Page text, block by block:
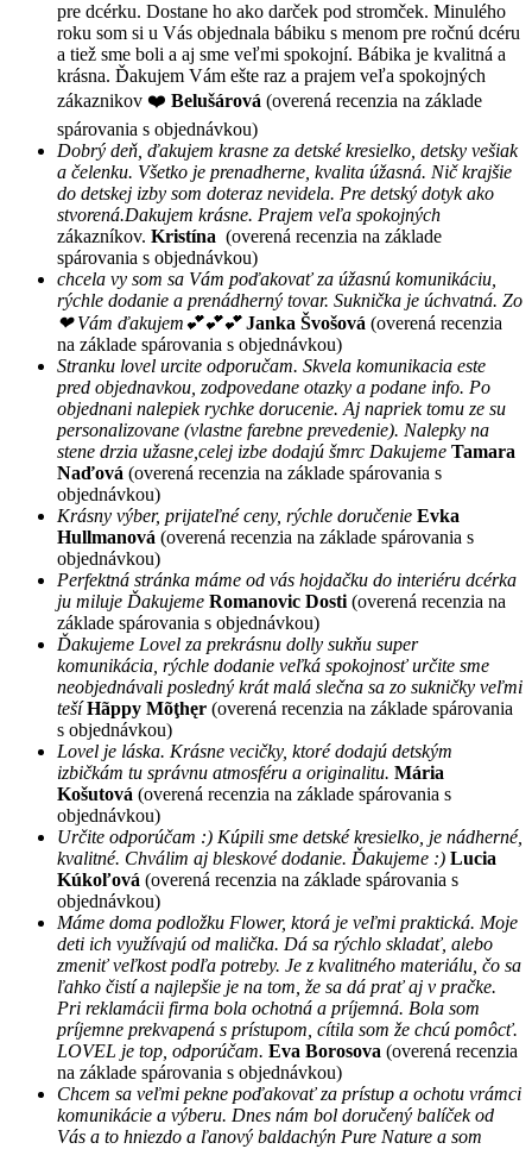
pre dcérku. Dostane ho ako darček pod stromček. Minulého
roku som si u Vás objednala bábiku s menom pre ročnú dcéru
a tiež sme boli a aj sme veľmi spokojní. Bábika je kvalitná a
krásna. Ďakujem Vám ešte raz a prajem veľa spokojných
zákaznikov ❤️ Belušárová (overená recenzia na základe
spárovania s objednávkou)
Dobrý deň, ďakujem krasne za detské kresielko, detsky vešiak
a čelenku. Všetko je prenadherne, kvalita úžasná. Nič krajšie
do detskej izby som doteraz nevidela. Pre detský dotyk ako
stvorená.Dakujem krásne. Prajem veľa spokojných
zákazníkov. Kristína (overená recenzia na základe
spárovania s objednávkou)
chcela vy som sa Vám poďakovať za úžasnú komunikáciu,
rýchle dodanie a prenádherný tovar. Suknička je úchvatná. Zo
❤ Vám ďakujem💕💕💕 Janka Švošová (overená recenzia
na základe spárovania s objednávkou)
Stranku lovel urcite odporučam. Skvela komunikacia este
pred objednavkou, zodpovedane otazky a podane info. Po
objednani nalepiek rychke dorucenie. Aj napriek tomu ze su
personalizovane (vlastne farebne prevedenie). Nalepky na
stene drzia užasne,celej izbe dodajú šmrc Dakujeme Tamara
Naďová (overená recenzia na základe spárovania s
objednávkou)
Krásny výber, prijateľné ceny, rýchle doručenie Evka
Hullmanová (overená recenzia na základe spárovania s
objednávkou)
Perfektná stránka máme od vás hojdačku do interiéru dcérka
ju miluje Ďakujeme Romanovic Dosti (overená recenzia na
základe spárovania s objednávkou)
Ďakujeme Lovel za prekrásnu dolly sukňu super
komunikácia, rýchle dodanie veľká spokojnosť určite sme
neobjednávali posledný krát malá slečna sa zo sukničky veľmi
tešíHãppy Mõţhęr (overená recenzia na základe spárovania
s objednávkou)
Lovel je láska. Krásne vecičky, ktoré dodajú detským
izbičkám tu správnu atmosféru a originalitu. Mária
Košutová (overená recenzia na základe spárovania s
objednávkou)
Určite odporúčam :) Kúpili sme detské kresielko, je nádherné,
kvalitné. Chválim aj bleskové dodanie. Ďakujeme :) Lucia
Kúkoľová (overená recenzia na základe spárovania s
objednávkou)
Máme doma podložku Flower, ktorá je veľmi praktická. Moje
deti ich využívajú od malička. Dá sa rýchlo skladať, alebo
zmeniť veľkost podľa potreby. Je z kvalitného materiálu, čo sa
ľahko čistí a najlepšie je na tom, že sa dá prať aj v pračke.
Pri reklamácii firma bola ochotná a príjemná. Bola som
príjemne prekvapená s prístupom, cítila som že chcú pomôcť.
LOVEL je top, odporúčam. Eva Borosova (overená recenzia
na základe spárovania s objednávkou)
Chcem sa veľmi pekne poďakovať za prístup a ochotu vrámci
komunikácie a výberu. Dnes nám bol doručený balíček od
Vás a to hniezdo a ľanový baldachýn Pure Nature a som